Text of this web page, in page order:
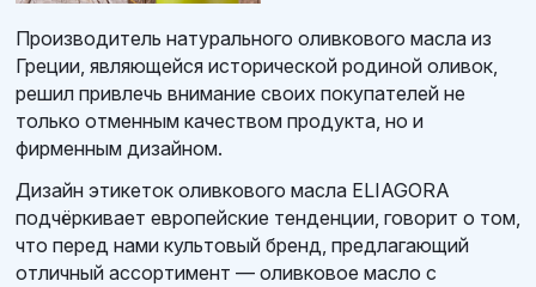
Производитель натурального оливкового масла из
Греции, являющейся исторической родиной оливок,
решил привлечь внимание своих покупателей не
только отменным качеством продукта, но и
фирменным дизайном.
Дизайн этикеток оливкового масла ELIAGORA
подчёркивает европейские тенденции, говорит о том,
что перед нами культовый бренд, предлагающий
отличный ассортимент — оливковое масло с